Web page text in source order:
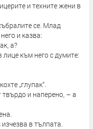
и техните жени в
се. Млад
и казва:
а?
към него с думите:
„глупак“.
и наперено, – а
в тълпата.